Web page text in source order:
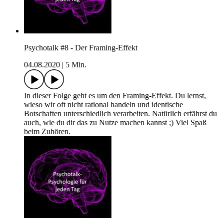
Psychotalk #8 - Der Framing-Effekt
04.08.2020
5 Min.
In dieser Folge geht es um den Framing-Effekt. Du lernst,
wieso wir oft nicht rational handeln und identische
Botschaften unterschiedlich verarbeiten. Natürlich erfährst du
auch, wie du dir das zu Nutze machen kannst ;) Viel Spaß
beim Zuhören.